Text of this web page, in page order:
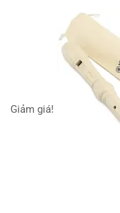
Giảm giá!